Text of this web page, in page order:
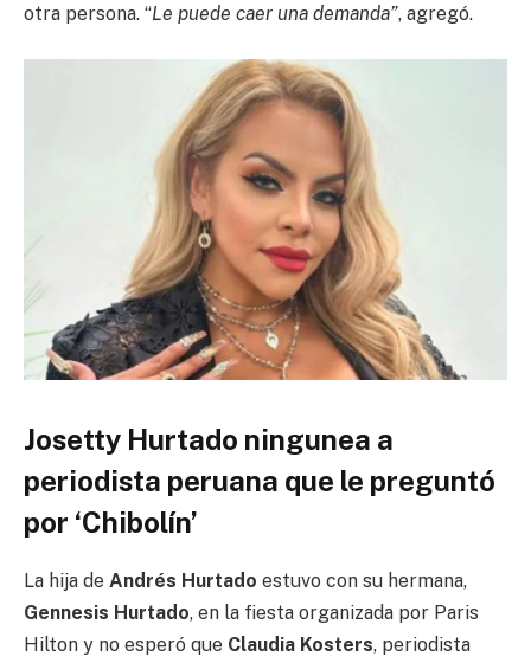
otra persona. “Le puede caer una demanda”, agregó.
Josetty Hurtado ningunea a
periodista peruana que le preguntó
por ‘Chibolín’
La hija de Andrés Hurtado estuvo con su hermana,
Gennesis Hurtado, en la fiesta organizada por Paris
Hilton y no esperó que Claudia Kosters, periodista